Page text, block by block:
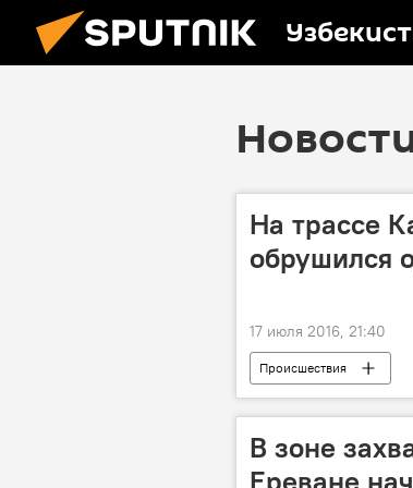
На трассе
обрушился
17 июля 2016, 21:40
Происшествия
В зоне